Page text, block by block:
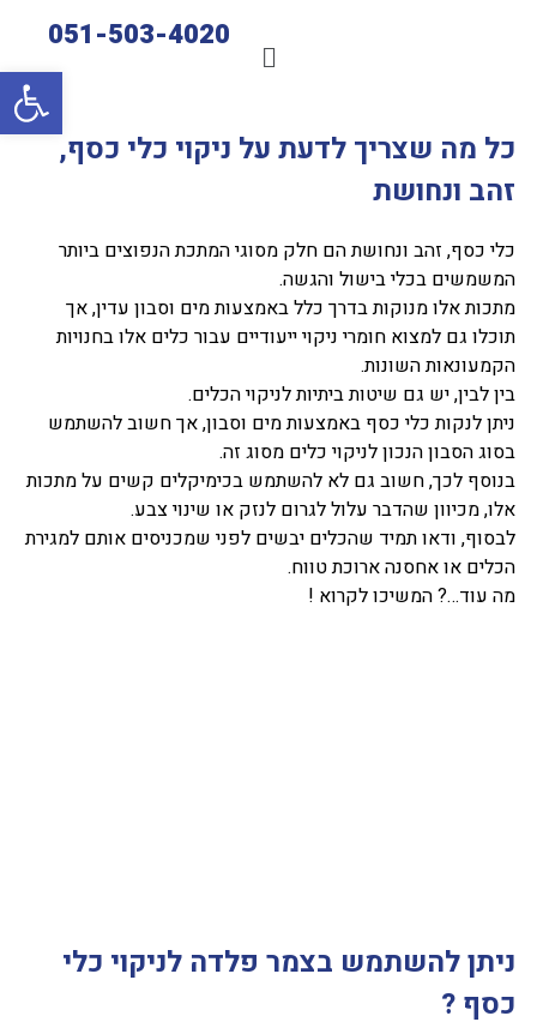
051-503-4020
כל מה שצריך לדעת על ניקוי כלי כסף,
זהב ונחושת
כלי כסף, זהב ונחושת הם חלק מסוגי המתכת הנפוצים ביותר
המשמשים בכלי בישול והגשה.
מתכות אלו מנוקות בדרך כלל באמצעות מים וסבון עדין, אך
תוכלו גם למצוא חומרי ניקוי ייעודיים עבור כלים אלו בחנויות
הקמעונאות השונות.
בין לבין, יש גם שיטות ביתיות לניקוי הכלים.
ניתן לנקות כלי כסף באמצעות מים וסבון, אך חשוב להשתמש
בסוג הסבון הנכון לניקוי כלים מסוג זה.
בנוסף לכך, חשוב גם לא להשתמש בכימיקלים קשים על מתכות
אלו, מכיוון שהדבר עלול לגרום לנזק או שינוי צבע.
לבסוף, ודאו תמיד שהכלים יבשים לפני שמכניסים אותם למגירת
הכלים או אחסנה ארוכת טווח.
מה עוד…? המשיכו לקרוא !
ניתן להשתמש בצמר פלדה לניקוי כלי
כסף ?
פתח